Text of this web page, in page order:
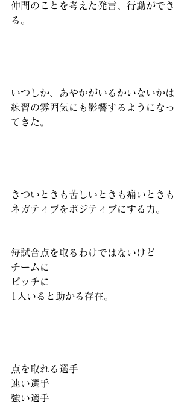
仲間のことを考えた発言、行動ができ
る。
いつしか、あやかがいるかいないかは
練習の雰囲気にも影響するようになっ
てきた。
きついときも苦しいときも痛いときも
ネガティブをポジティブにする力。
毎試合点を取るわけではないけど
チームに
ピッチに
1人いると助かる存在。
点を取れる選手
速い選手
強い選手